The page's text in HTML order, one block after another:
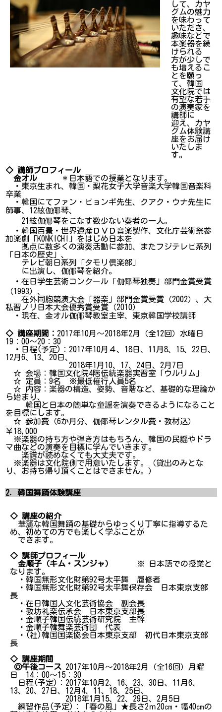
して、カヤ
グムの魅力
を味わって
いただき、
趣味などで
本楽器を続
けられる
方が少しで
も増えるこ
とを願っ
て、韓国
文化院では
有望な若手
の演奏家を
講師に
迎え、カヤ
グム体験講
座をお届け
いたしま
す。
◇ 講師プロフィール
金オル ＊日本語での授業となります。
・東京生まれ、韓国・梨花女子大学音楽大学韓国音楽科
卒業
・韓国にてファン・ビョンギ先生、クアク・ウナ先生に
師事、12絃伽倻琴、
21絃伽倻琴をこなす数少ない奏者の一人。
・韓国百景・世界遺産ＤＶＤ音楽製作、文化庁芸術祭参
加楽劇「KONKICHI」をはじめ日本を
拠点に数多くの演奏活動に参加、またフジテレビ系列
「日本の歴史」、
テレビ朝日系列「タモリ倶楽部」
に出演し、伽倻琴を紹介。
・在日学生芸術コンクール「伽倻琴独奏」部門金賞受賞
（1993）、
在外同胞競演大会「器楽」部門金賞受賞（2002）、大
私習ノリ日本大会優秀賞受賞（2010）
・現在、金オル伽倻琴教室主宰、東京韓国学校講師
◇ 講座期間： 2017年10月～2018年2月（全12回）水曜日
19：00～20：30
・日程(予定)：2017年10月４、18日、11月8、15、22日、
12月6、13、20日、
2018年1月10、17、24日、2月7日
☆ 会場：韓国文化院4階伝統楽器実習室「ウルリム」
☆ 定員：9名 ※最低催行人員5名
☆ 内容：楽器の構造、姿勢、音階など、基礎的な理論か
ら始まり、
韓国と日本の簡単な童謡を演奏できるようになること
を目標にします。
☆ 参加費（6か月分、伽倻琴レンタル費・教材込）
￥18,000
※楽器の持ち方や弾き方はもちろん、韓国の民謡やドラ
マ曲などの演奏を目標に学んでいきます。
楽譜が読めなくても大丈夫です。
※楽器は文化院側で用意いたします。（貸出のみとな
り、お持ち帰り頂くことはできません。）
2．韓国舞踊体験講座
◇ 講座の紹介
華麗な韓国舞踊の基礎からゆっくり丁寧に指導するた
め、初めての方でも楽しく学ぶことが
できます。
◇ 講師プロフィール
金順子（キム・スンジャ）
※ 日本語での授業と
なります。
・韓国無形文化財第92号太平舞 履修者
・韓国無形文化財第92号太平舞保存会 日本東京支部
長
・在日韓国人文化芸術協会 副会長
・教坊礼楽伝承会 日本東京支部長
・金順子韓国伝統芸術研究院 主幹
・金順子韓舞楽芸術団 代表
・(社)韓国国楽協会日本東京支部 初代日本東京支部
長
◇ 講座期間
◎午後コース 2017年10月～2018年2月（全16回）月曜
日 14：00～15：30
日程(予定)：2017年10月2、16、23、30日、11月6、
13、20、27日、12月4、11、18、25日、
2018年1月15、22、29日、2月5日
練習作品(予定)：「春の風」★長さ2ｍ20㎝・幅40㎝の